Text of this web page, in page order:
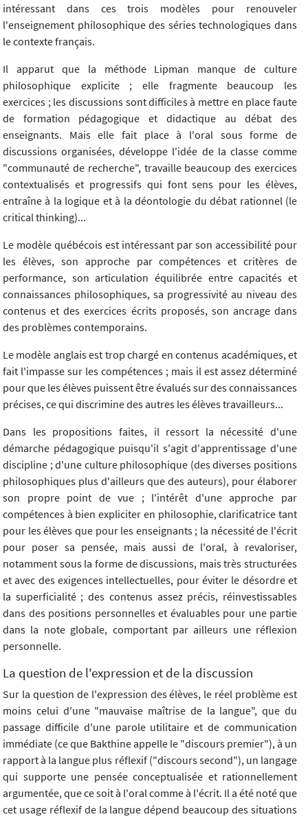
intéressant dans ces trois modèles pour renouveler
l'enseignement philosophique des séries technologiques dans
le contexte français.
Il apparut que la méthode Lipman manque de culture
philosophique explicite ; elle fragmente beaucoup les
exercices ; les discussions sont difficiles à mettre en place faute
de formation pédagogique et didactique au débat des
enseignants. Mais elle fait place à l'oral sous forme de
discussions organisées, développe l'idée de la classe comme
"communauté de recherche", travaille beaucoup des exercices
contextualisés et progressifs qui font sens pour les élèves,
entraîne à la logique et à la déontologie du débat rationnel (le
critical thinking)...
Le modèle québécois est intéressant par son accessibilité pour
les élèves, son approche par compétences et critères de
performance, son articulation équilibrée entre capacités et
connaissances philosophiques, sa progressivité au niveau des
contenus et des exercices écrits proposés, son ancrage dans
des problèmes contemporains.
Le modèle anglais est trop chargé en contenus académiques, et
fait l'impasse sur les compétences ; mais il est assez déterminé
pour que les élèves puissent être évalués sur des connaissances
précises, ce qui discrimine des autres les élèves travailleurs...
Dans les propositions faites, il ressort la nécessité d'une
démarche pédagogique puisqu'il s'agit d'apprentissage d'une
discipline ; d'une culture philosophique (des diverses positions
philosophiques plus d'ailleurs que des auteurs), pour élaborer
son propre point de vue ; l'intérêt d'une approche par
compétences à bien expliciter en philosophie, clarificatrice tant
pour les élèves que pour les enseignants ; la nécessité de l'écrit
pour poser sa pensée, mais aussi de l'oral, à revaloriser,
notamment sous la forme de discussions, mais très structurées
et avec des exigences intellectuelles, pour éviter le désordre et
la superficialité ; des contenus assez précis, réinvestissables
dans des positions personnelles et évaluables pour une partie
dans la note globale, comportant par ailleurs une réflexion
personnelle.
La question de l'expression et de la discussion
Sur la question de l'expression des élèves, le réel problème est
moins celui d'une "mauvaise maîtrise de la langue", que du
passage difficile d'une parole utilitaire et de communication
immédiate (ce que Bakthine appelle le "discours premier"), à un
rapport à la langue plus réflexif ("discours second"), un langage
qui supporte une pensée conceptualisée et rationnellement
argumentée, que ce soit à l'oral comme à l'écrit. Il a été noté que
cet usage réflexif de la langue dépend beaucoup des situations